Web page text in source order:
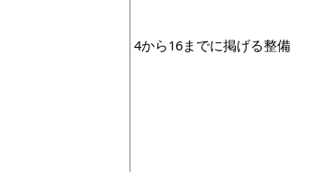
4から16までに掲げる整備